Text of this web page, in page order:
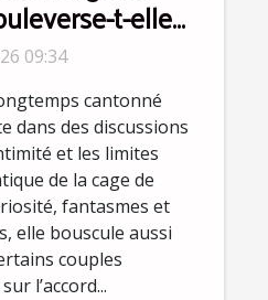
t-elle
du
à Lyon ?
09:34
cantonné
dans des discussions
et les limites
de la cage de
fantasmes et
elle bouscule aussi
couples
l’accord...